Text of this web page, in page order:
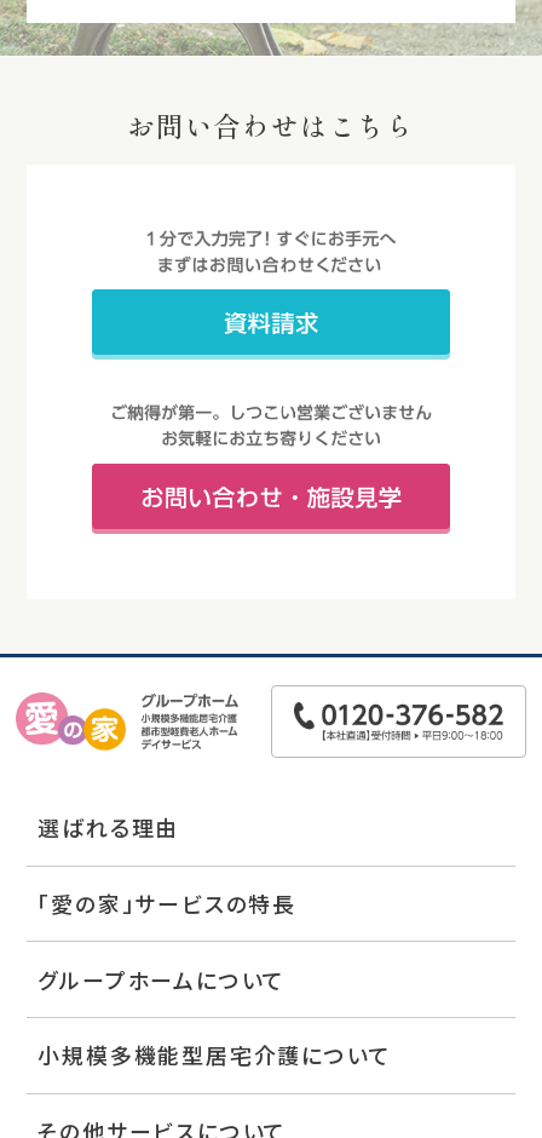
お問い合わせはこちら
選ばれる理由
「愛の家」サービスの特長
グループホームについて
小規模多機能型居宅介護について
その他サービスについて